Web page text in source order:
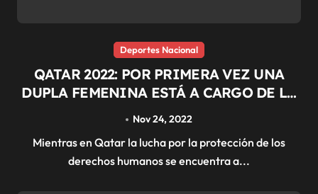
Deportes Nacional
QATAR 2022: POR PRIMERA VEZ UNA
DUPLA FEMENINA ESTÁ A CARGO DE LA
TRANSMISIÓN DE UN PARTIDO
Nov 24, 2022
Mientras en Qatar la lucha por la protección de los
derechos humanos se encuentra a...